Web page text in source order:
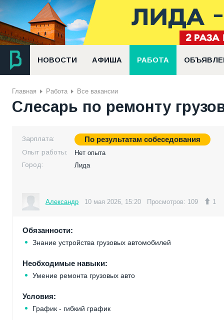
НОВОСТИ АФИША РАБОТА
Главная Работа Все вакансии
Слесарь по ремонту
Зарплата: По результатам собеседования
Опыт работы:
Нет опыта
Город:
Лида
Александр 10 мая 2026, 15:20 Просмотров: 109 1
Обязанности:
Знание устройства грузовых автомобилей
Необходимые навыки:
Умение ремонта грузовых авто
Условия:
График - гибкий график